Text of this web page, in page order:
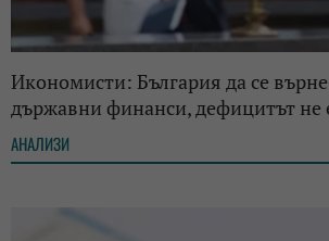
Икономисти: България да се
държавни финанси, дефицитът не
АНАЛИЗИ